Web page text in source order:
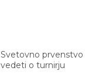
Svetovno prvenstvo
vedeti o turnirju